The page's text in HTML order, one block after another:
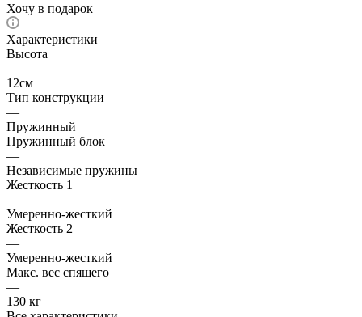
Хочу в подарок
Характеристики
Высота
—
12см
Тип конструкции
—
Пружинный
Пружинный блок
—
Независимые пружины
Жесткость 1
—
Умеренно-жесткий
Жесткость 2
—
Умеренно-жесткий
Макс. вес спящего
—
130 кг